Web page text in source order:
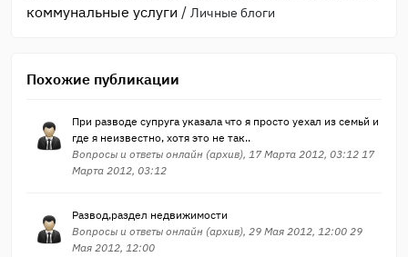
коммунальные услуги / Личные блоги
Похожие публикации
При разводе супруга указала что я просто уехал из семьй и
где я неизвестно, хотя это не так..
Вопросы и ответы онлайн (архив), 17 Марта 2012, 03:12 17
Марта 2012, 03:12
Развод,раздел недвижимости
Вопросы и ответы онлайн (архив), 29 Мая 2012, 12:00 29
Мая 2012, 12:00